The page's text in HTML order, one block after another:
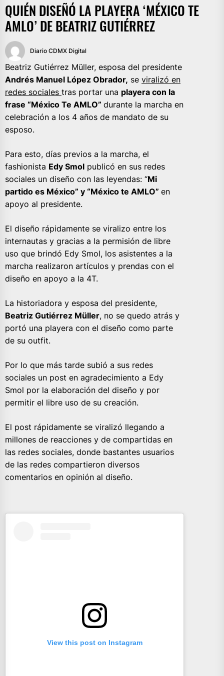
QUIÉN DISEÑÓ LA PLAYERA ‘MÉXICO TE
AMLO’ DE BEATRIZ GUTIÉRREZ
Diario CDMX Digital
Beatriz Gutiérrez Müller, esposa del presidente
Andrés Manuel López Obrador, se viralizó en
redes sociales tras portar una playera con la
frase “México Te AMLO” durante la marcha en
celebración a los 4 años de mandato de su
esposo.
Para esto, días previos a la marcha, el
fashionista Edy Smol publicó en sus redes
sociales un diseño con las leyendas: “Mi
partido es México” y “México te AMLO” en
apoyo al presidente.
El diseño rápidamente se viralizo entre los
internautas y gracias a la permisión de libre
uso que brindó Edy Smol, los asistentes a la
marcha realizaron artículos y prendas con el
diseño en apoyo a la 4T.
La historiadora y esposa del presidente,
Beatriz Gutiérrez Müller, no se quedo atrás y
portó una playera con el diseño como parte
de su outfit.
Por lo que más tarde subió a sus redes
sociales un post en agradecimiento a Edy
Smol por la elaboración del diseño y por
permitir el libre uso de su creación.
El post rápidamente se viralizó llegando a
millones de reacciones y de compartidas en
las redes sociales, donde bastantes usuarios
de las redes compartieron diversos
comentarios en opinión al diseño.
View this post on Instagram